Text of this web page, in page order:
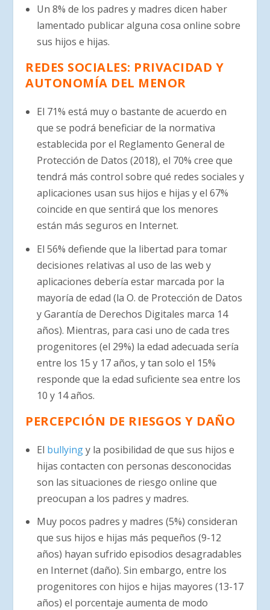
Un 8% de los padres y madres dicen haber
lamentado publicar alguna cosa online sobre
sus hijos e hijas.
REDES SOCIALES: PRIVACIDAD Y
AUTONOMÍA DEL MENOR
El 71% está muy o bastante de acuerdo en
que se podrá beneficiar de la normativa
establecida por el Reglamento General de
Protección de Datos (2018), el 70% cree que
tendrá más control sobre qué redes sociales y
aplicaciones usan sus hijos e hijas y el 67%
coincide en que sentirá que los menores
están más seguros en Internet.
El 56% defiende que la libertad para tomar
decisiones relativas al uso de las web y
aplicaciones debería estar marcada por la
mayoría de edad (la O. de Protección de Datos
y Garantía de Derechos Digitales marca 14
años). Mientras, para casi uno de cada tres
progenitores (el 29%) la edad adecuada sería
entre los 15 y 17 años, y tan solo el 15%
responde que la edad suficiente sea entre los
10 y 14 años.
PERCEPCIÓN DE RIESGOS Y DAÑO
El bullyingy la posibilidad de que sus hijos e
hijas contacten con personas desconocidas
son las situaciones de riesgo online que
preocupan a los padres y madres.
Muy pocos padres y madres (5%) consideran
que sus hijos e hijas más pequeños (9-12
años) hayan sufrido episodios desagradables
en Internet (daño). Sin embargo, entre los
progenitores con hijos e hijas mayores (13-17
años) el porcentaje aumenta de modo